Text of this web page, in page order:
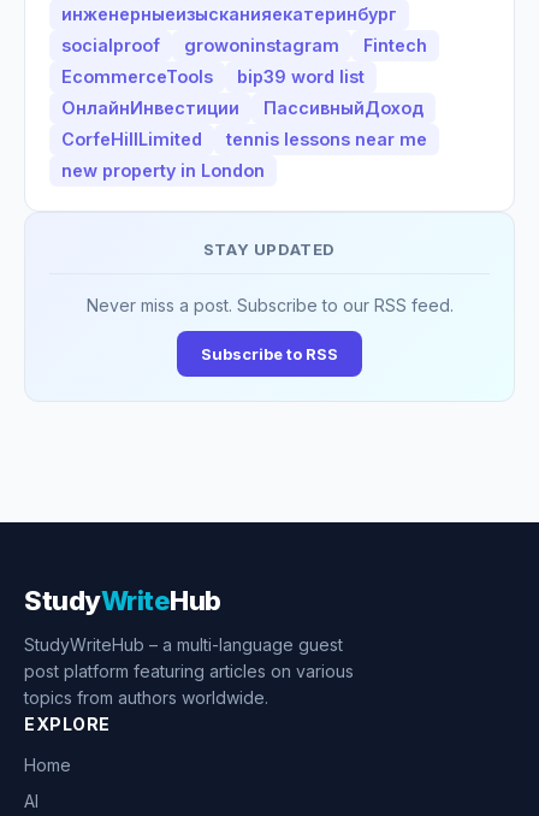
инженерныеизысканияекатеринбург
socialproof
growoninstagram
Fintech
EcommerceTools
bip39 word list
ОнлайнИнвестиции
ПассивныйДоход
CorfeHillLimited
tennis lessons near me
new property in London
STAY UPDATED
Never miss a post. Subscribe to our RSS feed.
Subscribe to RSS
StudyWriteHub
StudyWriteHub – a multi-language guest
post platform featuring articles on various
topics from authors worldwide.
EXPLORE
Home
AI